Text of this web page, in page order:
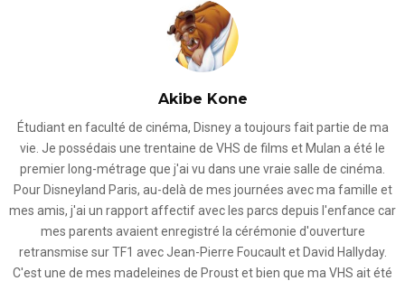
Akibe Kone
Étudiant en faculté de cinéma, Disney a toujours fait partie de ma
vie. Je possédais une trentaine de VHS de films et Mulan a été le
premier long-métrage que j'ai vu dans une vraie salle de cinéma.
Pour Disneyland Paris, au-delà de mes journées avec ma famille et
mes amis, j'ai un rapport affectif avec les parcs depuis l'enfance car
mes parents avaient enregistré la cérémonie d'ouverture
retransmise sur TF1 avec Jean-Pierre Foucault et David Hallyday.
C'est une de mes madeleines de Proust et bien que ma VHS ait été